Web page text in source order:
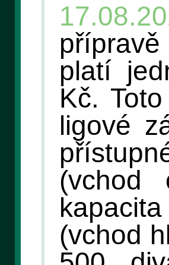
platí
Kč.
ligové
(vchod
(vchod